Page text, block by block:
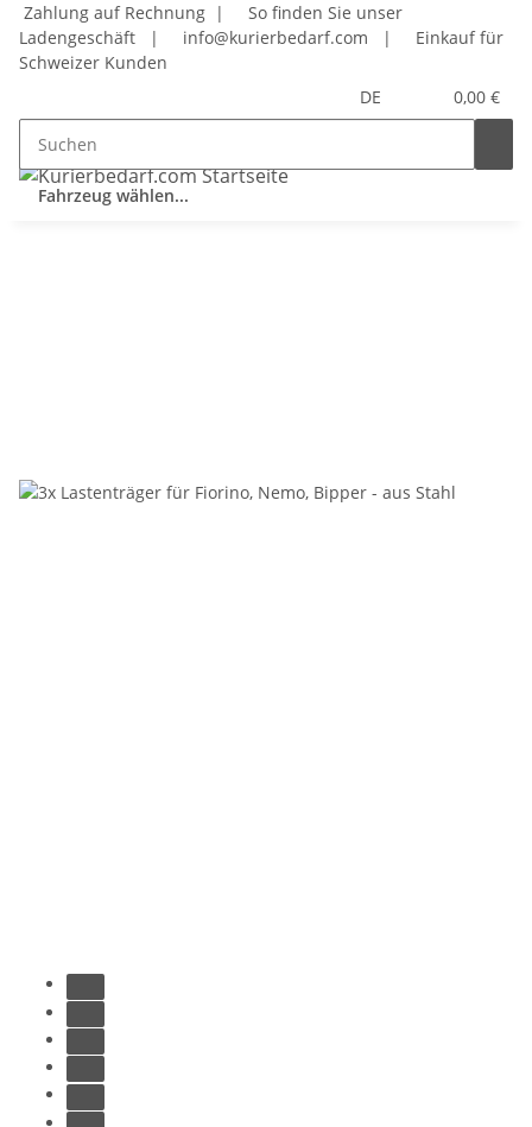
Zahlung auf Rechnung |
So finden Sie unser
Ladengeschäft
| info@kurierbedarf.com |
Einkauf für
Schweizer Kunden
DE
0,00 €
Fahrzeug wählen...